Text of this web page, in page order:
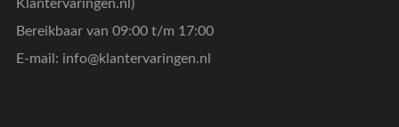
Klantervaringen.nl)
Bereikbaar van 09:00 t/m 17:00
E-mail: info@klantervaringen.nl